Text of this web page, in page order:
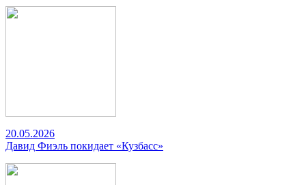
20.05.2026
Давид Фиэль покидает «Кузбасс»